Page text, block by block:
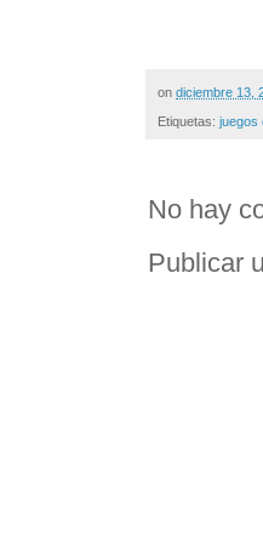
on diciembre 13,
Etiquetas: juegos
No hay
Publicar